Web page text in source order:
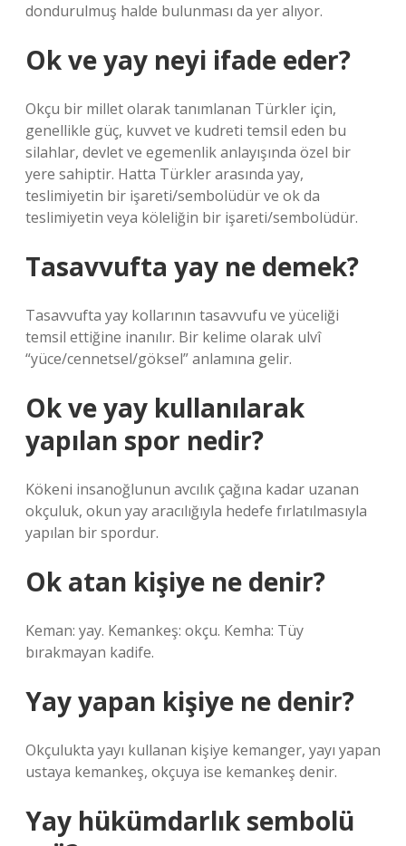
dondurulmuş halde bulunması da yer alıyor.
Ok ve yay neyi ifade eder?
Okçu bir millet olarak tanımlanan Türkler için,
genellikle güç, kuvvet ve kudreti temsil eden bu
silahlar, devlet ve egemenlik anlayışında özel bir
yere sahiptir. Hatta Türkler arasında yay,
teslimiyetin bir işareti/sembolüdür ve ok da
teslimiyetin veya köleliğin bir işareti/sembolüdür.
Tasavvufta yay ne demek?
Tasavvufta yay kollarının tasavvufu ve yüceliği
temsil ettiğine inanılır. Bir kelime olarak ulvî
“yüce/cennetsel/göksel” anlamına gelir.
Ok ve yay kullanılarak
yapılan spor nedir?
Kökeni insanoğlunun avcılık çağına kadar uzanan
okçuluk, okun yay aracılığıyla hedefe fırlatılmasıyla
yapılan bir spordur.
Ok atan kişiye ne denir?
Keman: yay. Kemankeş: okçu. Kemha: Tüy
bırakmayan kadife.
Yay yapan kişiye ne denir?
Okçulukta yayı kullanan kişiye kemanger, yayı yapan
ustaya kemankeş, okçuya ise kemankeş denir.
Yay hükümdarlık sembolü